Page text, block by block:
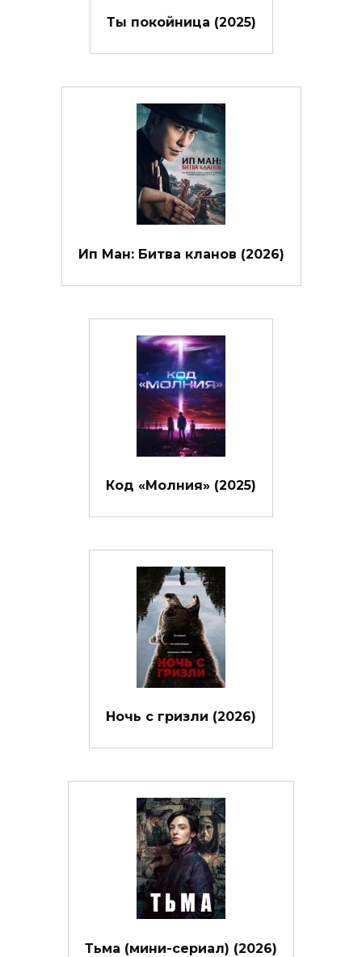
Ты покойница (2025)
Ип Ман: Битва кланов (2026)
Код «Молния» (2025)
Ночь с гризли (2026)
Тьма (мини-сериал) (2026)